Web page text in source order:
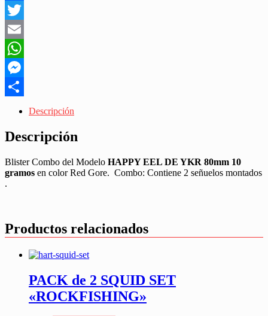
Facebook
Twitter
Email
WhatsApp
Messenger
Descripción
Descripción
Blister Combo del Modelo HAPPY EEL DE YKR 80mm 10
gramos en color Red Gore. Combo: Contiene 2 señuelos montados
.
Productos relacionados
PACK de 2 SQUID SET
«ROCKFISHING»